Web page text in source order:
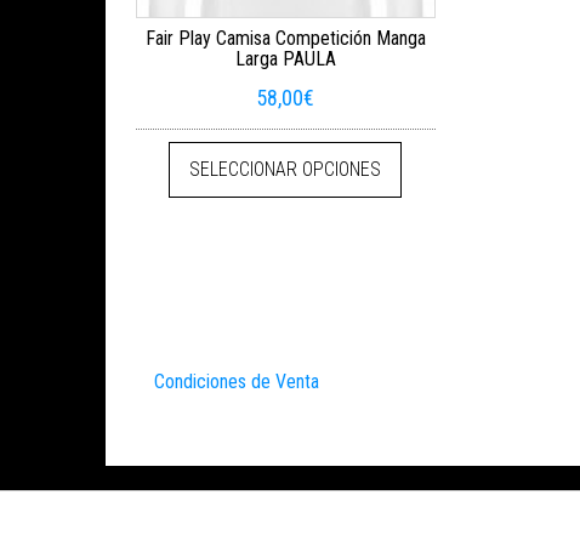
Fair Play Camisa Competición Manga
Larga PAULA
58,00€
SELECCIONAR OPCIONES
Este producto tiene
Condiciones de Venta